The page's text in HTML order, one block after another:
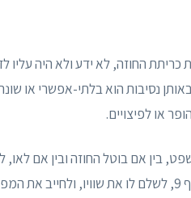
החוזה, לא ידע ולא היה עליו
נסיבות הוא בלתי-אפשרי או
או לפיצויים.
בין אם בוטל החוזה ובין אם לאו,
מה שקיבל על פי החוזה או, על פי בחירה כאמור בסעיף 9, לשלם